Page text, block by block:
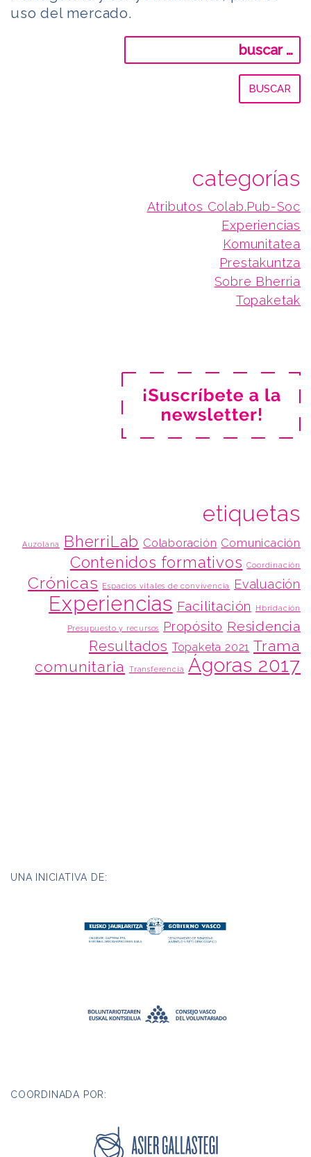
uso del mercado.
categorías
Atributos Colab.Pub-Soc
Experiencias
Komunitatea
Prestakuntza
Sobre Bherria
Topaketak
etiquetas
Auzolana BherriLab Colaboración Comunicación
Contenidos formativos Coordinación
Crónicas Espacios vitales de convivencia Evaluación
Experiencias Facilitación Hbridación
Presupuesto y recursos Propósito Residencia
Resultados Topaketa 2021 Trama
comunitaria
Transferencia Ágoras 2017
UNA INICIATIVA DE:
COORDINADA POR: